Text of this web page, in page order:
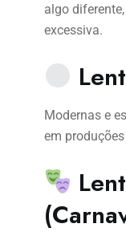
algo
excessiva.
Modernas e
em